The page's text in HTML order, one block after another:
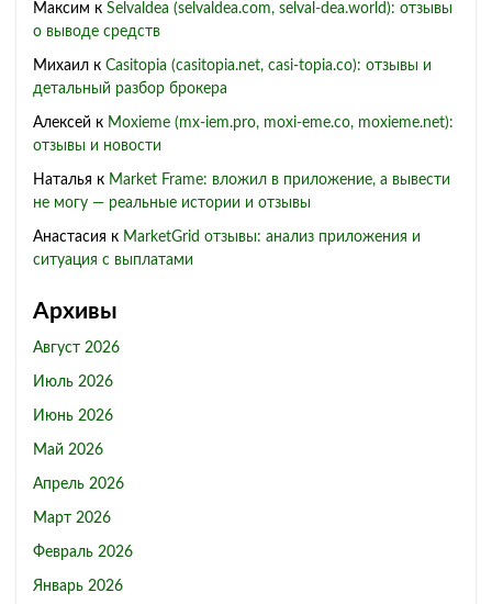
Максим к Selvaldea (selvaldea.com, selval-dea.world): отзывы
о выводе средств
Михаил к Casitopia (casitopia.net, casi-topia.co): отзывы и
детальный разбор брокера
Алексей к Moxieme (mx-iem.pro, moxi-eme.co, moxieme.net):
отзывы и новости
Наталья к Market Frame: вложил в приложение, а вывести
не могу — реальные истории и отзывы
Анастасия к MarketGrid отзывы: анализ приложения и
ситуация с выплатами
Архивы
Август 2026
Июль 2026
Июнь 2026
Май 2026
Апрель 2026
Март 2026
Февраль 2026
Январь 2026